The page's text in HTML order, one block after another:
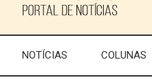
NOTÍCIAS COLUNAS